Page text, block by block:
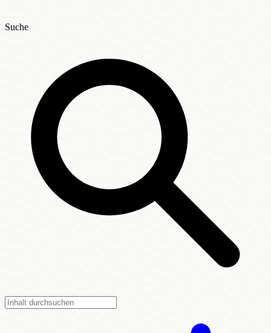
Suche